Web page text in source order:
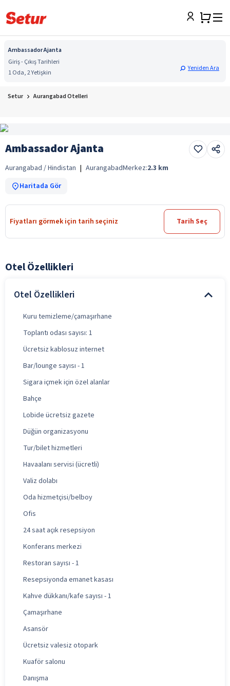
Ambassador Ajanta
Giriş - Çıkış Tarihleri
1 Oda, 2 Yetişkin
Yeniden Ara
Setur Aurangabad Otelleri
Ambassador Ajanta
Aurangabad / Hindistan | AurangabadMerkez:2.3 km
Haritada Gör
Fiyatları görmek için tarih seçiniz Tarih Seç
Otel Özellikleri
Otel Özellikleri
Kuru temizleme/çamaşırhane
Toplantı odası sayısı: 1
Ücretsiz kablosuz internet
Bar/lounge sayısı - 1
Sigara içmek için özel alanlar
Bahçe
Lobide ücretsiz gazete
Düğün organizasyonu
Tur/bilet hizmetleri
Havaalanı servisi (ücretli)
Valiz dolabı
Oda hizmetçisi/belboy
Ofis
24 saat açık resepsiyon
Konferans merkezi
Restoran sayısı - 1
Resepsiyonda emanet kasası
Kahve dükkanı/kafe sayısı - 1
Çamaşırhane
Asansör
Ücretsiz valesiz otopark
Kuaför salonu
Danışma